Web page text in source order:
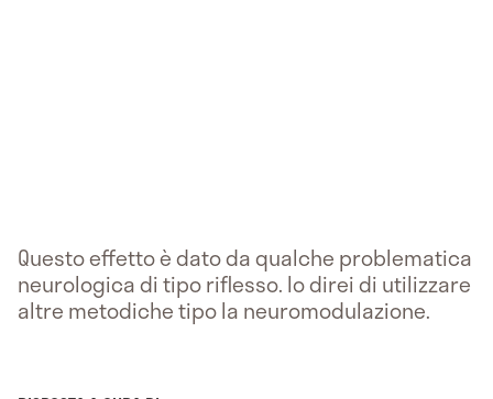
Questo effetto è dato da qualche problematica
neurologica di tipo riflesso. Io direi di utilizzare
altre metodiche tipo la neuromodulazione.